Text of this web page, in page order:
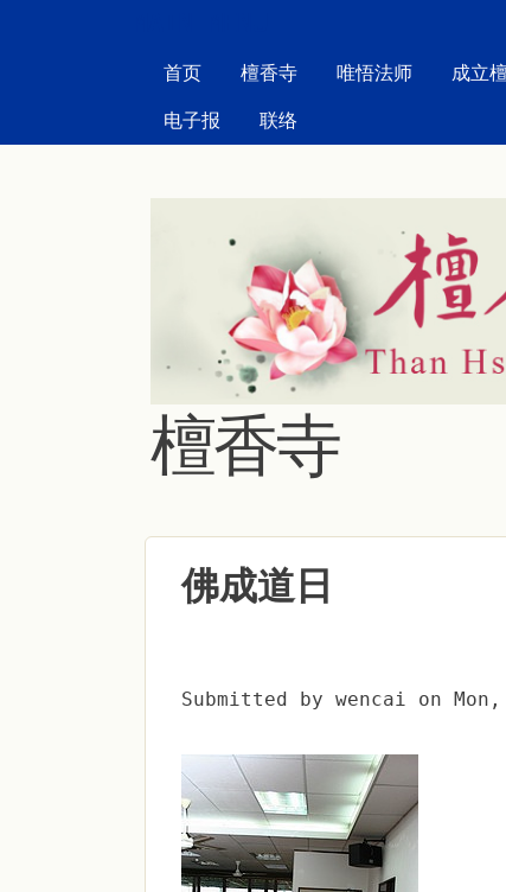
首页 檀香寺 唯悟法师 成立
电子报 联络
檀香寺
佛成道日
Submitted by wencai on